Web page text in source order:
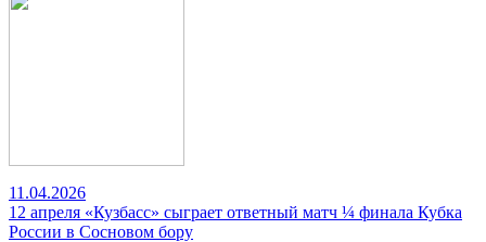
11.04.2026
12 апреля «Кузбасс» сыграет ответный матч ¼ финала Кубка
России в Сосновом бору